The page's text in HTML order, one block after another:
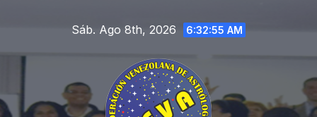
contenido
Sáb. Ago 8th, 2026 6:32:56 AM